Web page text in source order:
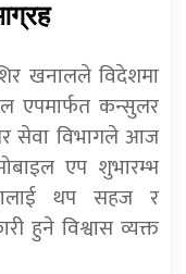
खनालले विदेशमा
एपमार्फत कन्सुलर
सेवा विभागले आज
एप शुभारम्भ
थप सहज र
हुने विश्वास व्यक्त